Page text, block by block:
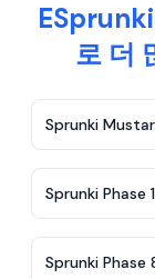
로 더
Sprunki
2
Sprunki Phase
Sprunki Phase